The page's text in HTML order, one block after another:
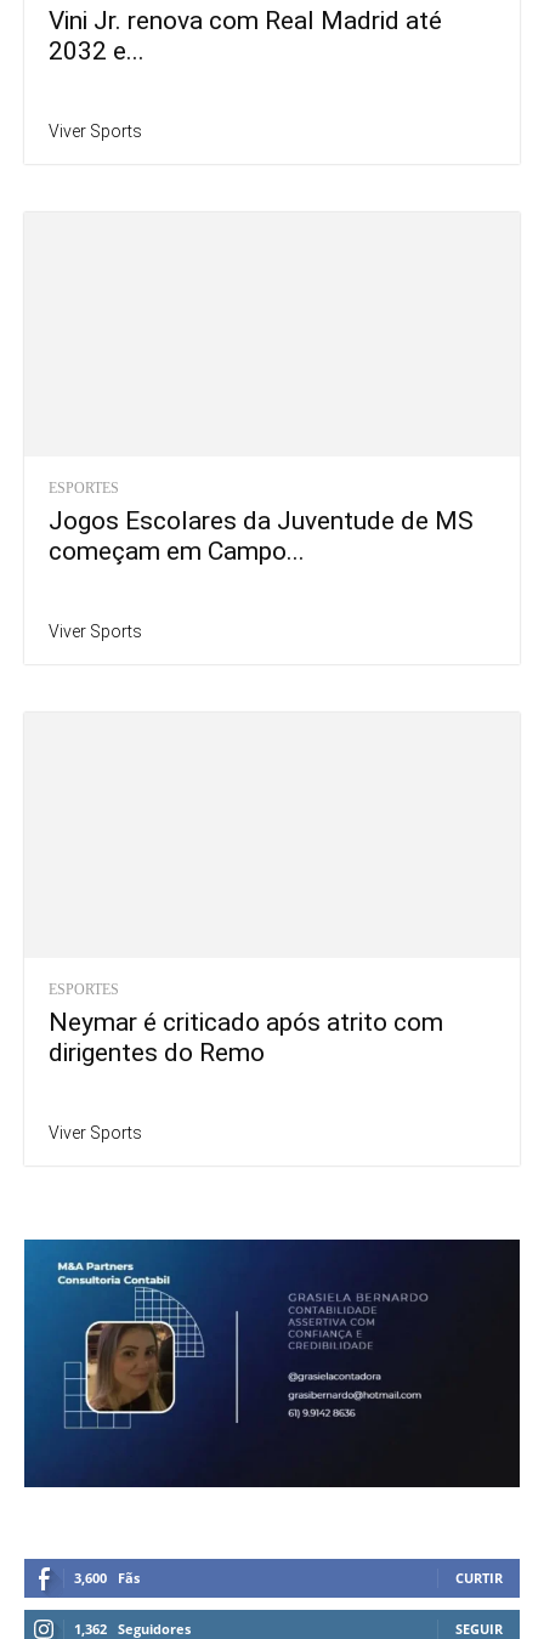
Vini Jr. renova com Real Madrid até
2032 e...
Viver Sports
ESPORTES
Jogos Escolares da Juventude de MS
começam em Campo...
Viver Sports
ESPORTES
Neymar é criticado após atrito com
dirigentes do Remo
Viver Sports
3,600 Fãs CURTIR
1,362 Seguidores SEGUIR